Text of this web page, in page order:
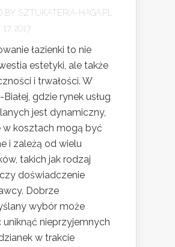
BY SZTUKATERIA-HAGA.PL
2017
łazienki to nie
estetyki, ale także
i trwałości. W
Białej, gdzie rynek usług
jest dynamiczny,
w kosztach mogą być
i zależą od wielu
takich jak rodzaj
doświadczenie
Dobrze
wybór może
nieprzyjemnych
w trakcie